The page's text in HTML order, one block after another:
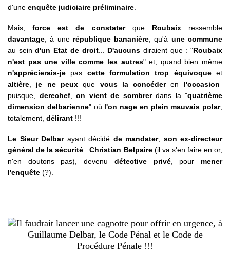
d'une enquête judiciaire préliminaire
Mais,force est de constaterque Roubaix ressemble
davantage , à une république bananière , qu'à une commune
au seind'un Etat de droit... D'aucuns diraient que : "Roubaix
n'est pas une ville comme les autres" et, quand bien même
n'apprécierais-je pas cette formulation trop équivoqueet
altière
je ne peuxque vous la concéderen l'occasion
puisque,
derechef, on vient de sombrerdans la "quatrième
dimension delbarienne" où l'on nage en plein mauvais polar,
totalement, délirant !!!
Le Sieur Delbar ayant décidé de mandater, son ex-directeur
général de la sécurité :Christian Belpaire(il va s'en faire en or,
n'en doutons pas), devenu détective privé, pour mener
l'enquête (?).